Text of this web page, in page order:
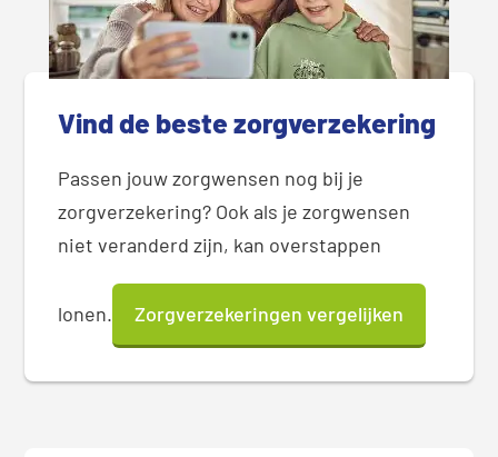
Vind de beste zorgverzekering
Passen jouw zorgwensen nog bij je
zorgverzekering? Ook als je zorgwensen
niet veranderd zijn, kan overstappen
lonen. Zorgverzekeringen vergelijken